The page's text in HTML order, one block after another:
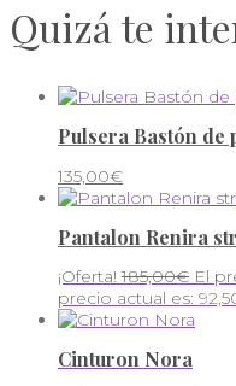
Quizá te
Pulsera Bastón de
135,00€
Pantalon Renira
¡Oferta! 185,00€ El
precio actual es:
Cinturon Nora